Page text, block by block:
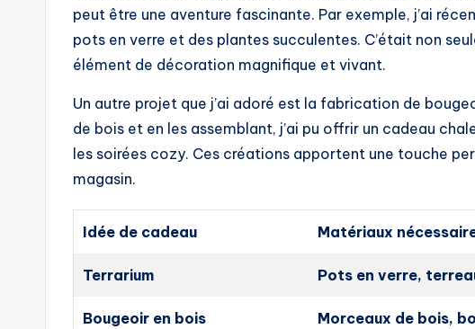
peut être une aventure fascinante. Par exemple, j’ai
pots en verre et des plantes succulentes. C’était non
élément de décoration magnifique et vivant.
Un autre projet que j’ai adoré est la fabrication de
de bois et en les assemblant, j’ai pu offrir un cadeau
les soirées cozy. Ces créations apportent une touche
magasin.
Idée de cadeau Matériaux
Terrarium Pots en verre,
Bougeoir en bois Morceaux de bois,